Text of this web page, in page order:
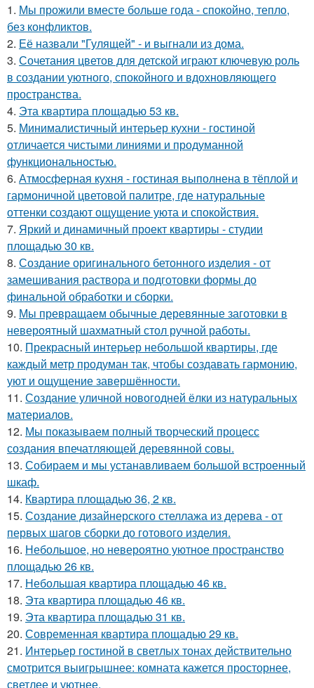
1. Мы прожили вместе больше года - спокойно, тепло,
без конфликтов.
2. Её назвали "Гулящей" - и выгнали из дома.
3. Сочетания цветов для детской играют ключевую роль
в создании уютного, спокойного и вдохновляющего
пространства.
4. Эта квартира площадью 53 кв.
5. Минималистичный интерьер кухни - гостиной
отличается чистыми линиями и продуманной
функциональностью.
6. Атмосферная кухня - гостиная выполнена в тёплой и
гармоничной цветовой палитре, где натуральные
оттенки создают ощущение уюта и спокойствия.
7. Яркий и динамичный проект квартиры - студии
площадью 30 кв.
8. Создание оригинального бетонного изделия - от
замешивания раствора и подготовки формы до
финальной обработки и сборки.
9. Мы превращаем обычные деревянные заготовки в
невероятный шахматный стол ручной работы.
10. Прекрасный интерьер небольшой квартиры, где
каждый метр продуман так, чтобы создавать гармонию,
уют и ощущение завершённости.
11. Создание уличной новогодней ёлки из натуральных
материалов.
12. Мы показываем полный творческий процесс
создания впечатляющей деревянной совы.
13. Собираем и мы устанавливаем большой встроенный
шкаф.
14. Квартира площадью 36, 2 кв.
15. Создание дизайнерского стеллажа из дерева - от
первых шагов сборки до готового изделия.
16. Небольшое, но невероятно уютное пространство
площадью 26 кв.
17. Небольшая квартира площадью 46 кв.
18. Эта квартира площадью 46 кв.
19. Эта квартира площадью 31 кв.
20. Современная квартира площадью 29 кв.
21. Интерьер гостиной в светлых тонах действительно
смотрится выигрышнее: комната кажется просторнее,
светлее и уютнее.